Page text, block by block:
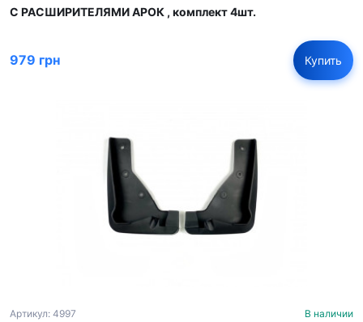
С РАСШИРИТЕЛЯМИ АРОК , комплект 4шт.
979 грн Купить
Артикул: 4997 В наличии